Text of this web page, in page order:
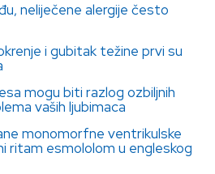
neliječene alergije često
i gubitak težine prvi su
mogu biti razlog ozbiljnih
vaših ljubimaca
monomorfne ventrikulske
ritam esmololom u engleskog